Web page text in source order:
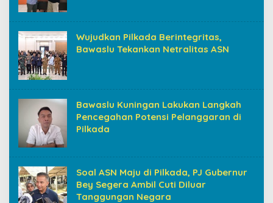
Wujudkan Pilkada Berintegritas,
Bawaslu Tekankan Netralitas ASN
Bawaslu Kuningan Lakukan Langkah
Pencegahan Potensi Pelanggaran di
Pilkada
Soal ASN Maju di Pilkada, PJ Gubernur
Bey Segera Ambil Cuti Diluar
Tanggungan Negara